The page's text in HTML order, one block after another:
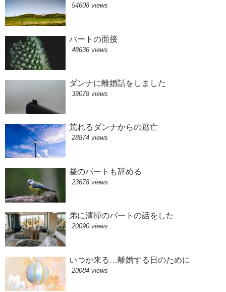
54608 views
パートの面接
48636 views
ダンナに離婚話をしました
39078 views
荒れるダンナからの逃亡
28874 views
昼のパートも辞める
23678 views
弟に清掃のパートの話をした
20090 views
いつか来る…離婚する日のために
20084 views